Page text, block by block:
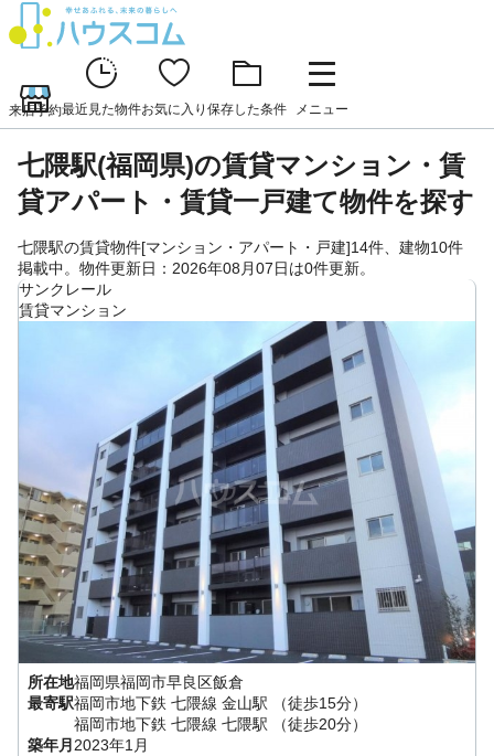
来店予約最近見た物件お気に入り 保存した条件 メニュー
七隈駅(福岡県)の賃貸マンション・賃
貸アパート・賃貸一戸建て物件を探す
七隈駅の賃貸物件[マンション・アパート・戸建]14件、建物10件
掲載中。物件更新日：2026年08月07日は0件更新。
サンクレール
賃貸マンション
所在地福岡県福岡市早良区飯倉
最寄駅福岡市地下鉄 七隈線 金山駅
（徒歩15分）
福岡市地下鉄 七隈線 七隈駅
（徒歩20分）
築年月 2023年1月